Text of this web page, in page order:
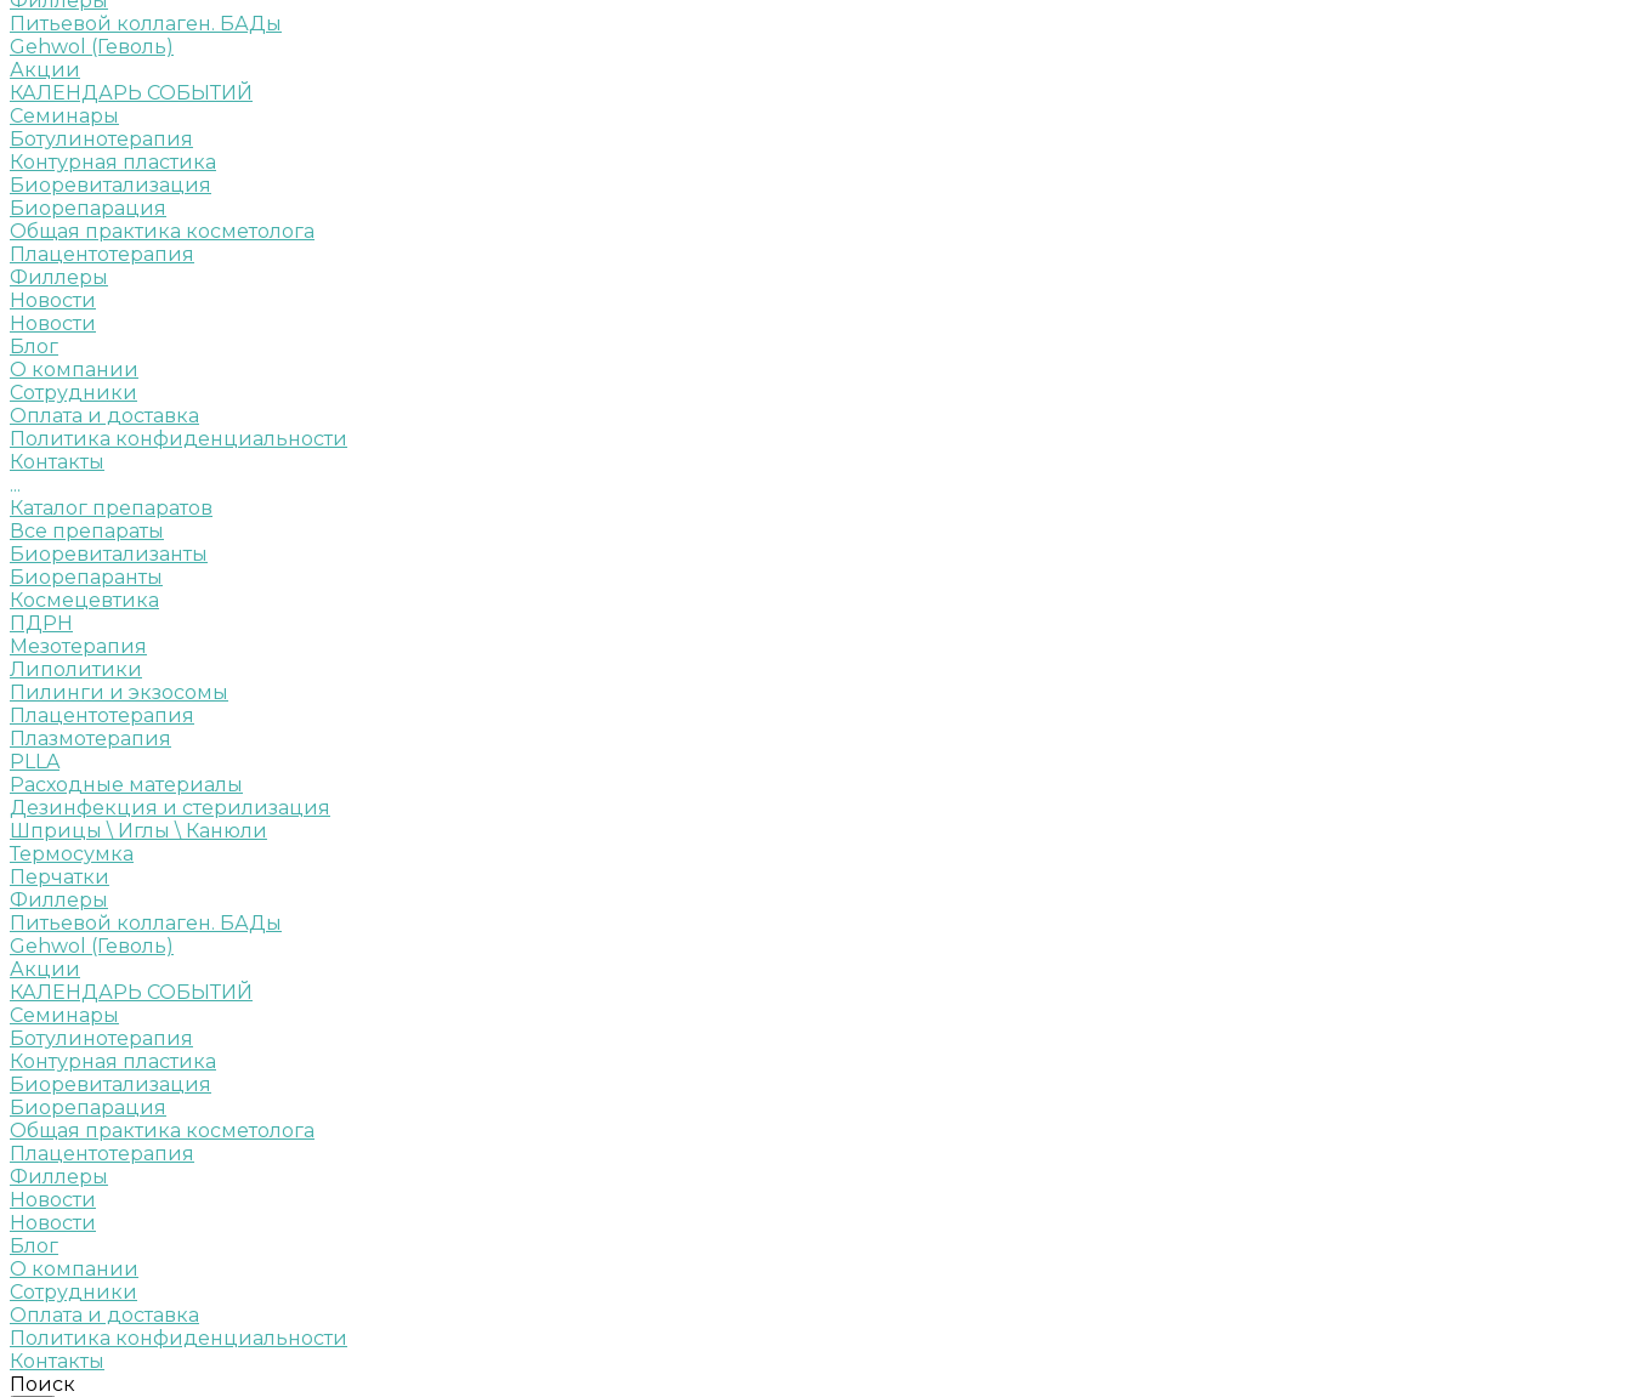
Питьевой коллаген. БАДы
Gehwol (Геволь)
Акции
КАЛЕНДАРЬ СОБЫТИЙ
Семинары
Ботулинотерапия
Контурная пластика
Биоревитализация
Биорепарация
Общая практика косметолога
Плацентотерапия
Филлеры
Новости
Новости
Блог
О компании
Сотрудники
Оплата и доставка
Политика конфиденциальности
Контакты
...
Каталог препаратов
Все препараты
Биоревитализанты
Биорепаранты
Космецевтика
ПДРН
Мезотерапия
Липолитики
Пилинги и экзосомы
Плацентотерапия
Плазмотерапия
PLLA
Расходные материалы
Дезинфекция и стерилизация
Шприцы \ Иглы \ Канюли
Термосумка
Перчатки
Филлеры
Питьевой коллаген. БАДы
Gehwol (Геволь)
Акции
КАЛЕНДАРЬ СОБЫТИЙ
Семинары
Ботулинотерапия
Контурная пластика
Биоревитализация
Биорепарация
Общая практика косметолога
Плацентотерапия
Филлеры
Новости
Новости
Блог
О компании
Сотрудники
Оплата и доставка
Политика конфиденциальности
Контакты
Поиск